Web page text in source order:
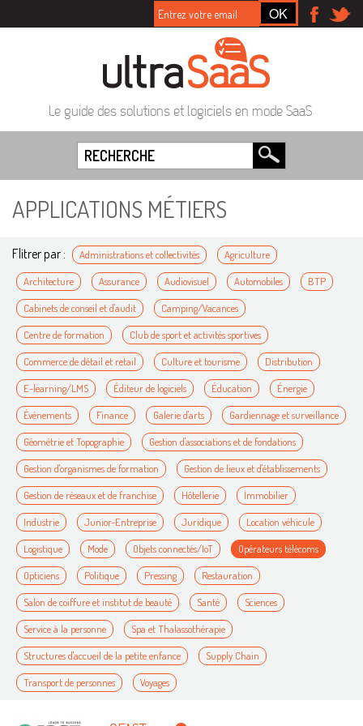
Le guide des solutions et logiciels en mode SaaS
APPLICATIONS MÉTIERS
Flitrer par : Administrations et collectivités Agriculture
Architecture Assurance Audiovisuel Automobiles BTP
Cabinets de conseil et d'audit Camping/Vacances
Centre de formation Club de sport et activités sportives
Commerce de détail et retail Culture et tourisme Distribution
E-learning/LMS Éditeur de logiciels Éducation Énergie
Événements Finance Galerie d'arts Gardiennage et surveillance
Géométrie et Topographie Gestion d'associations et de fondations
Gestion d'organismes de formation Gestion de lieux et d'établissements
Gestion de réseaux et de franchise Hôtellerie Immobilier
Industrie Junior-Entreprise Juridique Location véhicule
Logistique Mode Objets connectés/IoT Opérateurs télécoms
Opticiens Politique Pressing Restauration
Salon de coiffure et institut de beauté Santé Sciences
Service à la personne Spa et Thalassothérapie
Structures d'accueil de la petite enfance Supply Chain
Transport de personnes Voyages